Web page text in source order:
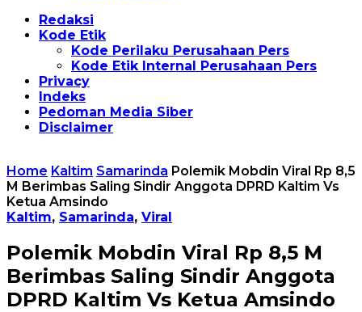
Redaksi
Kode Etik
Kode Perilaku Perusahaan Pers
Kode Etik Internal Perusahaan Pers
Privacy
Indeks
Pedoman Media Siber
Disclaimer
Home Kaltim Samarinda Polemik Mobdin Viral Rp 8,5
M Berimbas Saling Sindir Anggota DPRD Kaltim Vs
Ketua Amsindo
Kaltim, Samarinda, Viral
Polemik Mobdin Viral Rp 8,5 M
Berimbas Saling Sindir Anggota
DPRD Kaltim Vs Ketua Amsindo